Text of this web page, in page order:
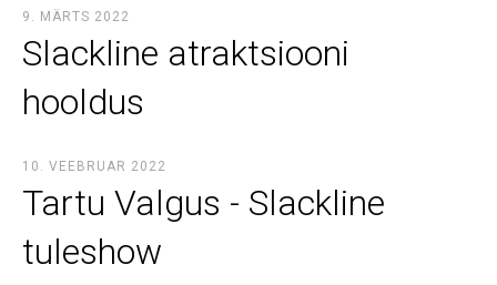
9. MÄRTS 2022
Slackline atraktsiooni
hooldus
10. VEEBRUAR 2022
Tartu Valgus - Slackline
tuleshow